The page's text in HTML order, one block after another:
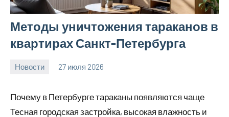
Методы уничтожения тараканов в
квартирах Санкт-Петербурга
Новости 27 июля 2026
Почему в Петербурге тараканы появляются чаще
Тесная городская застройка, высокая влажность и